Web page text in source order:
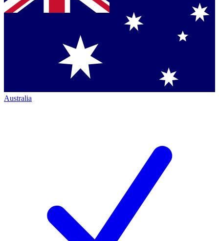
Australia